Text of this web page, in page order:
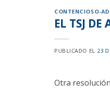
CONTENCIOSO-
EL TSJ
PUBLICADO EL 23
Otra